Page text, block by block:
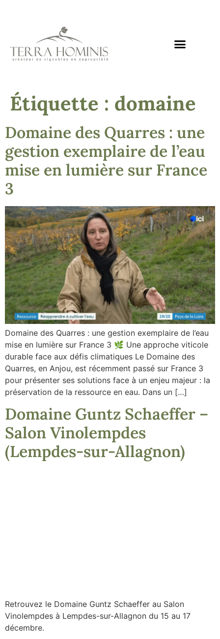
Étiquette : domaine
Domaine des Quarres : une
gestion exemplaire de l’eau
mise en lumière sur France
3
Domaine des Quarres : une gestion exemplaire de l’eau
mise en lumière sur France 3 🌿 Une approche viticole
durable face aux défis climatiques Le Domaine des
Quarres, en Anjou, est récemment passé sur France 3
pour présenter ses solutions face à un enjeu majeur : la
préservation de la ressource en eau. Dans un […]
Domaine Guntz Schaeffer –
Salon Vinolempdes
(Lempdes-sur-Allagnon)
Retrouvez le Domaine Guntz Schaeffer au Salon
Vinolempdes à Lempdes-sur-Allagnon du 15 au 17
décembre.